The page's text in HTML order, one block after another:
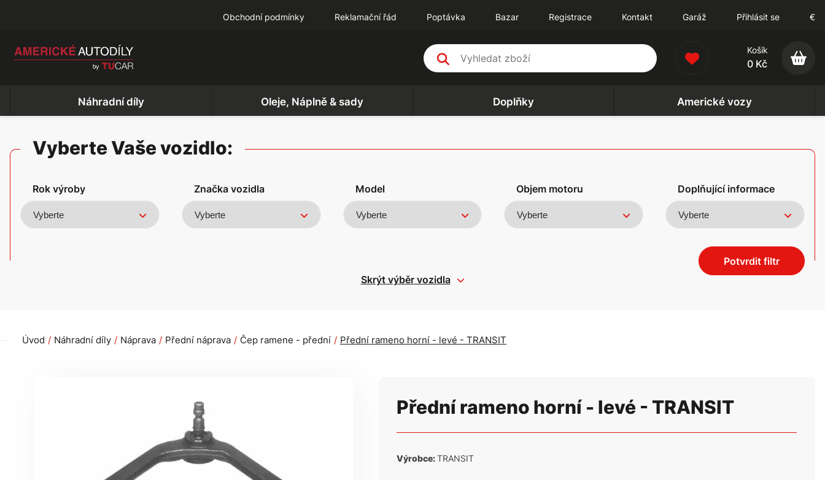
Obchodní podmínky Reklamační řád Poptávka Bazar Registrace Kontakt Garáž Přihlásit se €
Košík
0 Kč
Náhradní díly Oleje, Náplně & sady Doplňky Americké vozy
Vyberte Vaše vozidlo:
Rok výroby Značka vozidla Model Objem motoru Doplňující informace
Potvrdit filtr
Skrýt výběr vozidla
Úvod Náhradní díly Náprava Přední náprava Čep ramene - přední Přední rameno horní - levé - TRANSIT
Přední rameno horní - levé - TRANSIT
Výrobce:TRANSIT